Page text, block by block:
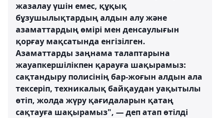
жазалау үшін емес, құқық
бұзушылықтардың алдын алу және
азаматтардың өмірі мен денсаулығын
қорғау мақсатында енгізілген.
Азаматтарды заңнама талаптарына
жауапкершілікпен қарауға шақырамыз:
сақтандыру полисінің бар-жоғын алдын ала
тексеріп, техникалық байқаудан уақытылы
өтіп, жолда жүру қағидаларын қатаң
сақтауға шақырамыз", — деп атап өтілді